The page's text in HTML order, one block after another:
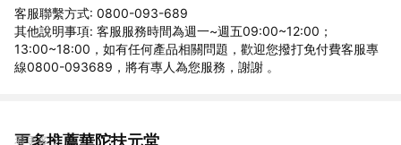
客服聯繫方式: 0800-093-689
其他說明事項: 客服服務時間為週一~週五09:00~12:00；
13:00~18:00，如有任何產品相關問題，歡迎您撥打免付費客服專
線0800-093689，將有專人為您服務，謝謝 。
更多推薦華陀扶元堂
看更多